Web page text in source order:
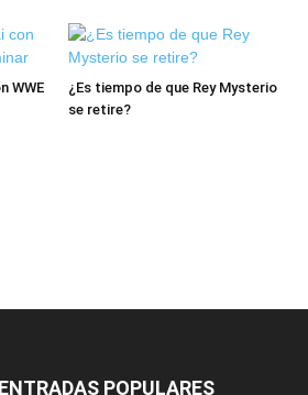
WWE
¿Es tiempo de que Rey Mysterio
se retire?
ENTRADAS POPULARES